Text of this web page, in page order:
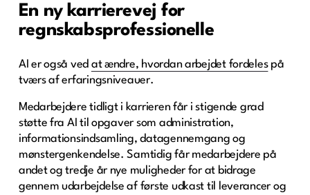
En ny karrierevej for
regnskabsprofessionelle
AI er også ved at ændre, hvordan arbejdet fordelespå
tværs af erfaringsniveauer.
Medarbejdere tidligt i karrieren får i stigende grad
støtte fra AI til opgaver som administration,
informationsindsamling, datagennemgang og
mønstergenkendelse. Samtidig får medarbejdere på
andet og tredje år nye muligheder for at bidrage
gennem udarbejdelse af første udkast til leverancer og